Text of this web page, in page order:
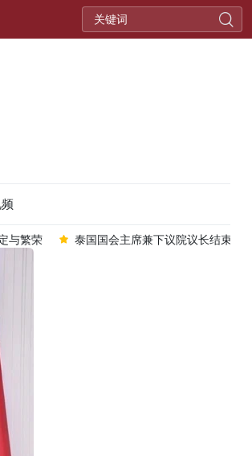
与繁荣 泰国国会主席兼下议院议长结束对